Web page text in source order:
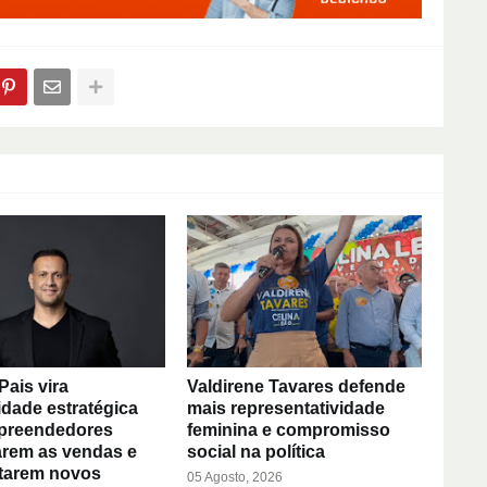
vira
estratégica
as vendas e
novos
Valdirene Tavares defende
mais representatividade
feminina e compromisso
social na política
05 Agosto, 2026